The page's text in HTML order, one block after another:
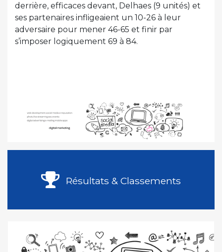
derrière, efficaces devant, Delhaes (9 unités) et
ses partenaires infligeaient un 10-26 à leur
adversaire pour mener 46-65 et finir par
s’imposer logiquement 69 à 84.
Résultats & Classements